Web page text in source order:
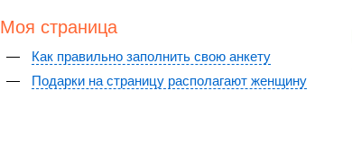
Моя страница
—
Как правильно заполнить свою анкету
—
Подарки на страницу располагают женщину